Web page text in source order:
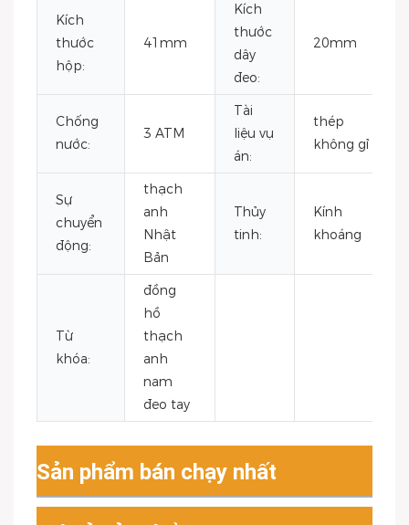
Kích
thước
hộp:
41mm
Kích
thước
dây
đeo:
20mm
Chống
nước:
3 ATM
Tài
liệu vụ
án:
thép
không gỉ
Sự
chuyển
động:
thạch
anh
Nhật
Bản
Thủy
tinh:
Kính
khoáng
Từ
khóa:
đồng
hồ
thạch
anh
nam
đeo tay
Sản phẩm bán chạy nhất